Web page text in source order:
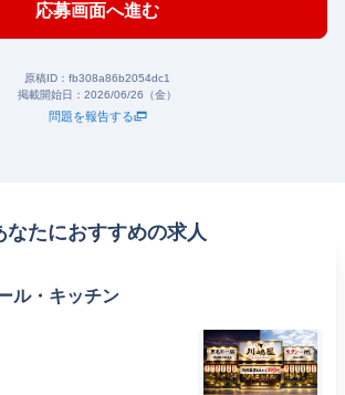
応募画面へ進む
原稿ID： fb308a86b2054dc1
掲載開始日： 2026/06/26（金）
問題を報告する
なたにおすすめの求人
ル・キッチン